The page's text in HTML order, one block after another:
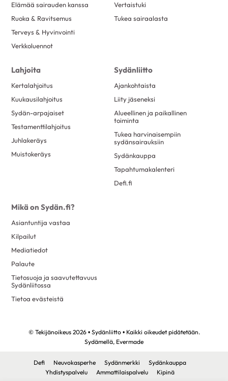
Elämää sairauden kanssa
Ruoka & Ravitsemus
Terveys & Hyvinvointi
Verkkoluennot
Vertaistuki
Tukea sairaalasta
Lahjoita
Kertalahjoitus
Kuukausilahjoitus
Sydän-arpajaiset
Testamenttilahjoitus
Juhlakeräys
Muistokeräys
Sydänliitto
Ajankohtaista
Liity jäseneksi
Alueellinen ja paikallinen
toiminta
Tukea harvinaisempiin
sydänsairauksiin
Sydänkauppa
Tapahtumakalenteri
Defi.fi
Mikä on Sydän.fi?
Asiantuntija vastaa
Kilpailut
Mediatiedot
Palaute
Tietosuoja ja saavutettavuus
Sydänliitossa
Tietoa evästeistä
© Tekijänoikeus 2026 • Sydänliitto • Kaikki oikeudet pidätetään.
Sydämellä, Evermade
Defi Neuvokasperhe Sydänmerkki
Sydänkauppa
Yhdistyspalvelu
Ammattilaispalvelu Kipinä